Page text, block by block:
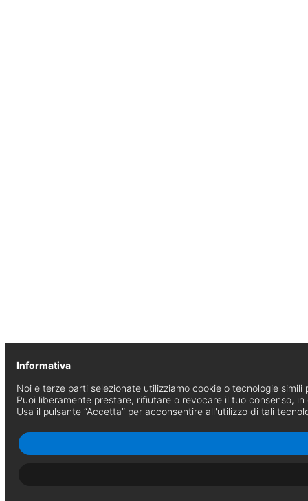
Informativa
Noi e terze parti selezionate utilizziamo cookie o tecnologie
Puoi liberamente prestare, rifiutare o revocare il tuo consenso, in
Usa il pulsante “Accetta” per acconsentire all'utilizzo di tali